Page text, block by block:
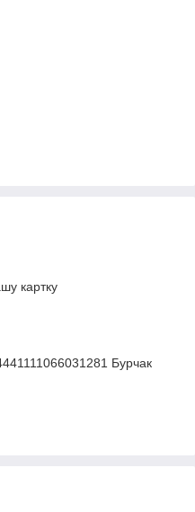
картку
Бурчак